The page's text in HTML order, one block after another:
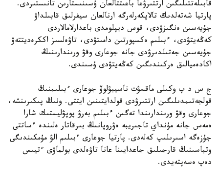
قابىلەتتىلىگىن ارتتىرۋعا باعىتتالعان ۇسىنىستارىن تانىستىردى.
پارتيا شەتەلدىك تالاپكەرلەرگە ارنالعان سيفرلىق قابىلداۋ
جۇيەسىن ەنگىزۋدى، قوس ديپلومدى باعدارلامالاردى
كەڭەيتۋدى، ءبىلىم ەكسپورتىن دامىتۋدى، تاۋەلسىز اككرەديتتەۋ
جۇيەسىن جەتىلدىرۋدى جانە جوعارى وقۋ ورىندارىنىڭ
اكادەميالىق ەركىندىگىن كەڭەيتۋدى ۇسىندى.
ج س د پ وكىلى ماقسۋت ناسيبۋلوۆ جوعارى ءبىلىمنىڭ
قولجەتىمدىلىگىن ارتتىرۋدى قولدايتىنىن ايتتى. ونىڭ پىكىرىنشە،
جوعارى وقۋ ورىندارىندا تەگىن ءبىلىم بەرۋ پوپۋليستىك شارا
ەمەس جانە مۇنداي تاجىريبە ەۋروپانىڭ بىرقاتار ەلىندە ءساتتى
جۇزەگە اسىرىلىپ كەلەدى. پارتيا جوعارى ءبىلىم الۋ مۇمكىندىگى
وتباسىنىڭ قارجىلىق جاعدايىنا عانا تاۋەلدى بولماۋى ءتيىس
دەپ ەسەپتەيدى.